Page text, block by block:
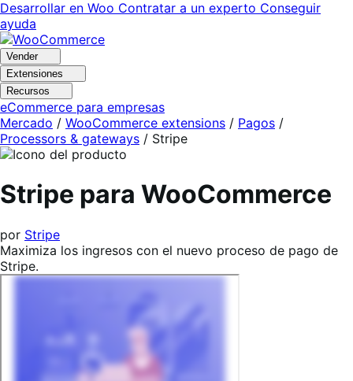
Ir
a
navegación
Saltar
al
contenido
Desarrollar en Woo Contratar a un experto Conseguir
ayuda
Vender
Extensiones
Recursos
eCommerce para empresas
Mercado / WooCommerce extensions / Pagos /
Processors & gateways / Stripe
Stripe para WooCommerce
por Stripe
Maximiza los ingresos con el nuevo proceso de pago de
Stripe.